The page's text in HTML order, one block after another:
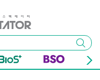
검색